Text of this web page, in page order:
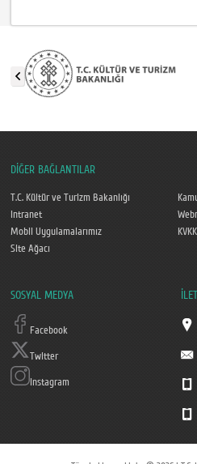
DİĞER BAĞLANTILAR
T.C. Kültür ve Turizm Bakanlığı
Intranet
Mobil Uygulamalarımız
Site Ağacı
SOSYAL MEDYA
Facebook
Twitter
Instagram